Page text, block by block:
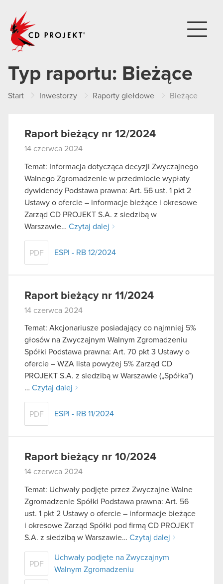
Typ raportu: Bieżące
Start Inwestorzy Raporty giełdowe Bieżące
Raport bieżący nr 12/2024
14 czerwca 2024
Temat: Informacja dotycząca decyzji Zwyczajnego
Walnego Zgromadzenie w przedmiocie wypłaty
dywidendy Podstawa prawna: Art. 56 ust. 1 pkt 2
Ustawy o ofercie – informacje bieżące i okresowe
Zarząd CD PROJEKT S.A. z siedzibą w
Warszawie… Czytaj dalej
PDF ESPI - RB 12/2024
Raport bieżący nr 11/2024
14 czerwca 2024
Temat: Akcjonariusze posiadający co najmniej 5%
głosów na Zwyczajnym Walnym Zgromadzeniu
Spółki Podstawa prawna: Art. 70 pkt 3 Ustawy o
ofercie – WZA lista powyżej 5% Zarząd CD
PROJEKT S.A. z siedzibą w Warszawie („Spółka”)
… Czytaj dalej
PDF ESPI - RB 11/2024
Raport bieżący nr 10/2024
14 czerwca 2024
Temat: Uchwały podjęte przez Zwyczajne Walne
Zgromadzenie Spółki Podstawa prawna: Art. 56
ust. 1 pkt 2 Ustawy o ofercie – informacje bieżące
i okresowe Zarząd Spółki pod firmą CD PROJEKT
S.A. z siedzibą w Warszawie… Czytaj dalej
PDF
Uchwały podjęte na Zwyczajnym
Walnym Zgromadzeniu